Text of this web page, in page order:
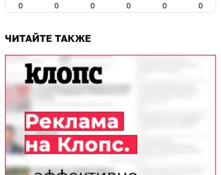
0 0 0 0 0 0
ЧИТАЙТЕ ТАКЖЕ